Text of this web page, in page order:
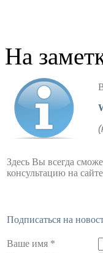
На
Здесь Вы всегда
консультацию на
Подписаться на
Ваше имя *